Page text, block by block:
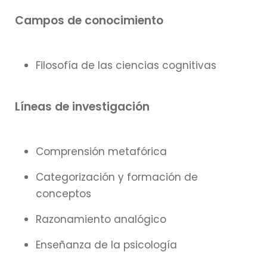
Campos de conocimiento
Filosofía de las ciencias cognitivas
Líneas de investigación
Comprensión metafórica
Categorización y formación de
conceptos
Razonamiento analógico
Enseñanza de la psicología